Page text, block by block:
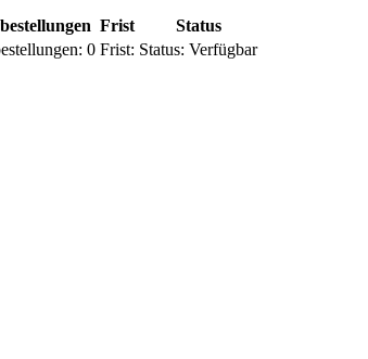
Frist
Status
0 Frist: Status: Verfügbar